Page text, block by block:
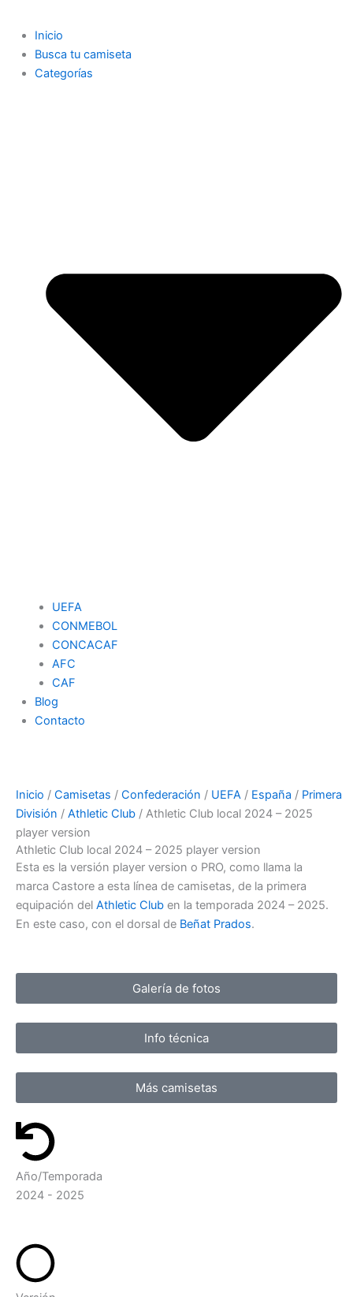
Inicio
Busca tu camiseta
Categorías
UEFA
CONMEBOL
CONCACAF
AFC
CAF
Blog
Contacto
Inicio / Camisetas / Confederación / UEFA / España / Primera
División / Athletic Club / Athletic Club local 2024 – 2025
player version
Athletic Club local 2024 – 2025 player version
Esta es la versión player version o PRO, como llama la
marca Castore a esta línea de camisetas, de la primera
equipación del Athletic Club en la temporada 2024 – 2025.
En este caso, con el dorsal de Beñat Prados.
Galería de fotos
Info técnica
Más camisetas
Año/Temporada
2024 - 2025